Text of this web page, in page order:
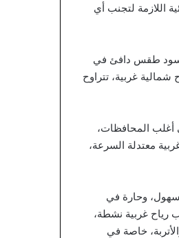
اللازمة لتجنب أي
يسود طقس دافئ في
شمالية غربية، تتراوح
أغلب المحافظات،
معتدلة السرعة،
وحارة في
رياح غربية نشطة،
مثيرة للغبار والأتربة، خاصة في